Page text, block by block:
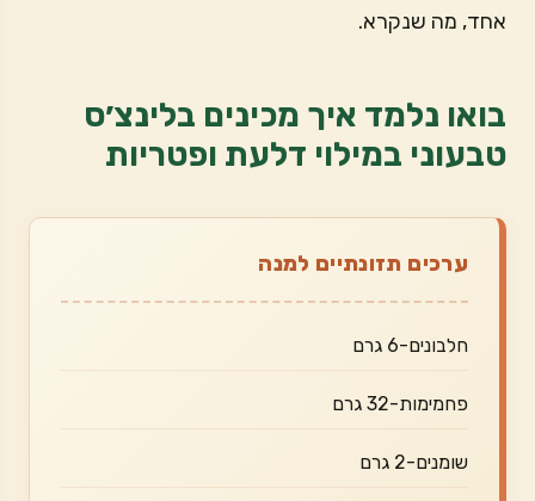
אחד, מה שנקרא.
בואו נלמד איך מכינים בלינצ׳ס
טבעוני במילוי דלעת ופטריות
ערכים תזונתיים למנה
חלבונים-6 גרם
פחמימות-32 גרם
שומנים-2 גרם